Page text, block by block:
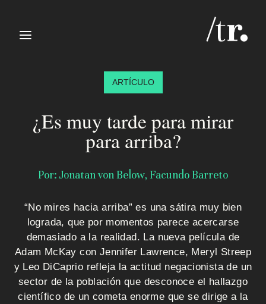
≡
I
i
c
i
o
ARTÍCULO
¿Es muy tarde para mirar
para arriba?
Por: Jonatan von Below, Facundo Barreto
“No mires hacia arriba” es una sátira muy bien
lograda, que por momentos parece acercarse
demasiado a la realidad. La nueva película de
Adam McKay con Jennifer Lawrence, Meryl Streep
y Leo DiCaprio refleja la actitud negacionista de un
sector de la población que desconoce el hallazgo
científico de un cometa enorme que se dirige a la